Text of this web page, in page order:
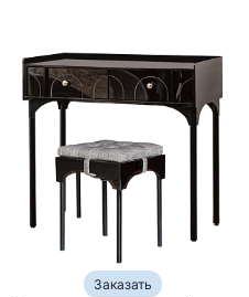
Заказать